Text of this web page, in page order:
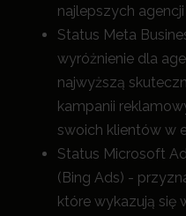
najlepszych
Status Meta
wyróżnienie dla
najwyższą
kampanii
swoich klientów w
Status Microsoft
(Bing Ads) -
które wykazują się